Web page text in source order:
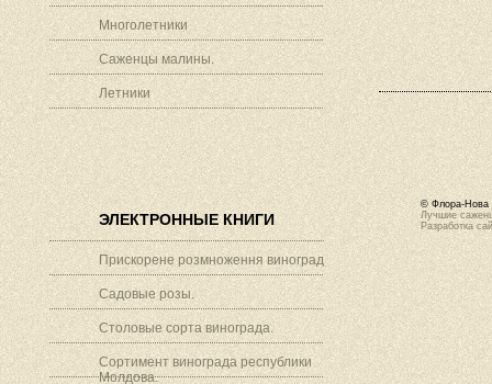
Многолетники
Саженцы малины.
Летники
ЭЛЕКТРОННЫЕ КНИГИ
Прискорене розмноження винограду.
Садовые розы.
Столовые сорта винограда.
Сортимент винограда республики
Молдова.
© Флора-Нова
Лучшие
Разработка